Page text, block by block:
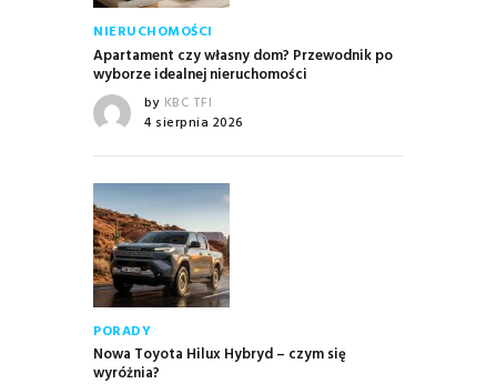
NIERUCHOMOŚCI
Apartament czy własny dom? Przewodnik po
wyborze idealnej nieruchomości
by KBC TFI
4 sierpnia 2026
PORADY
Nowa Toyota Hilux Hybryd – czym się
wyróżnia?